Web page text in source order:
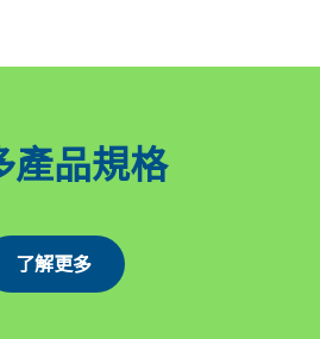
產品規格
了解更多